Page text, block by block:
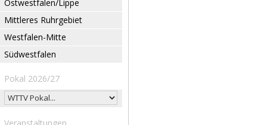
Ostwestfalen/Lippe
Mittleres Ruhrgebiet
Westfalen-Mitte
Südwestfalen
Pokal 2026/27